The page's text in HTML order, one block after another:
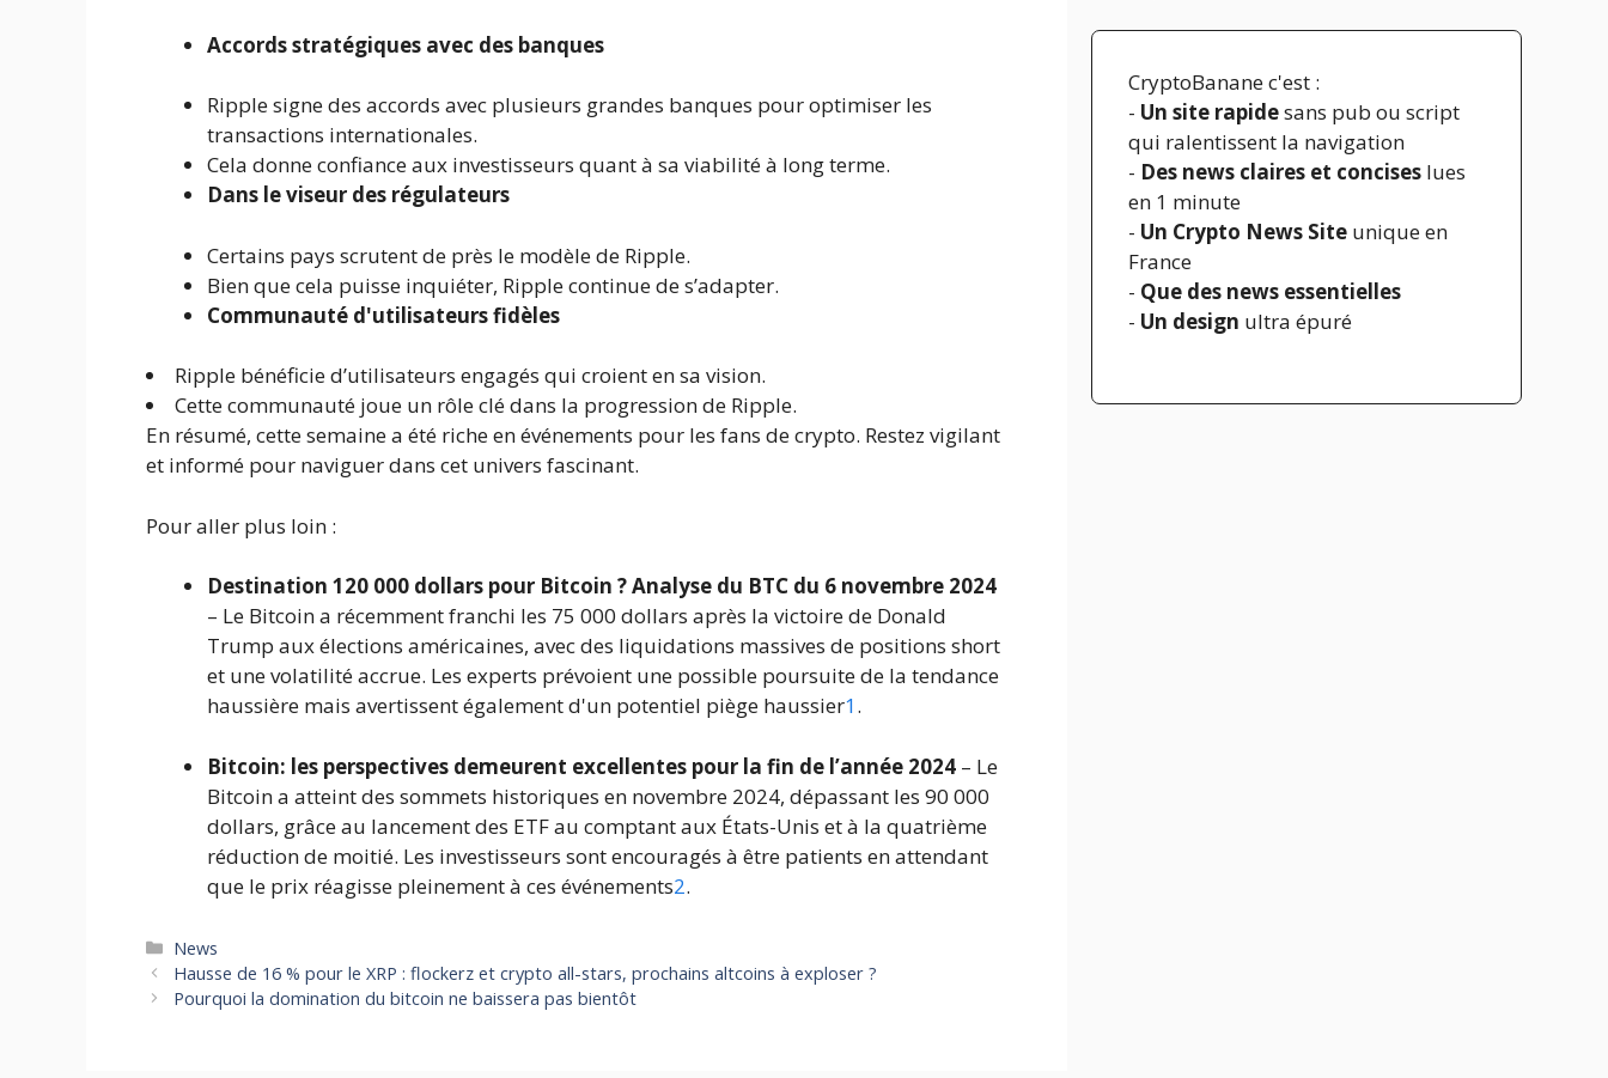
Accords stratégiques avec des banques
Ripple signe des accords avec plusieurs grandes banques pour optimiser les
transactions internationales.
Cela donne confiance aux investisseurs quant à sa viabilité à long terme.
Dans le viseur des régulateurs
Certains pays scrutent de près le modèle de Ripple.
Bien que cela puisse inquiéter, Ripple continue de s’adapter.
Communauté d'utilisateurs fidèles
Ripple bénéficie d’utilisateurs engagés qui croient en sa vision.
Cette communauté joue un rôle clé dans la progression de Ripple.
En résumé, cette semaine a été riche en événements pour les fans de crypto. Restez vigilant
et informé pour naviguer dans cet univers fascinant.
Pour aller plus loin :
Destination 120 000 dollars pour Bitcoin ? Analyse du BTC du 6 novembre 2024
– Le Bitcoin a récemment franchi les 75 000 dollars après la victoire de Donald
Trump aux élections américaines, avec des liquidations massives de positions short
et une volatilité accrue. Les experts prévoient une possible poursuite de la tendance
haussière mais avertissent également d'un potentiel piège haussier1.
Bitcoin: les perspectives demeurent excellentes pour la fin de l’année 2024 – Le
Bitcoin a atteint des sommets historiques en novembre 2024, dépassant les 90 000
dollars, grâce au lancement des ETF au comptant aux États-Unis et à la quatrième
réduction de moitié. Les investisseurs sont encouragés à être patients en attendant
que le prix réagisse pleinement à ces événements2.
Catégories
News
Hausse de 16 % pour le XRP : flockerz et crypto all-stars, prochains altcoins à exploser ?
Pourquoi la domination du bitcoin ne baissera pas bientôt
CryptoBanane c'est :
- Un site rapidesans pub ou script
qui ralentissent la navigation
- Des news claires et concises lues
en 1 minute
- Un Crypto News Site unique en
France
- Que des news essentielles
- Un design ultra épuré